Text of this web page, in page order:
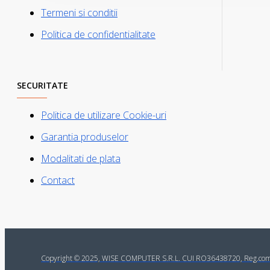
Termeni si conditii
Politica de confidentialitate
SECURITATE
Politica de utilizare Cookie-uri
Garantia produselor
Modalitati de plata
Contact
Copyright © 2025, WISE COMPUTER S.R.L. CUI RO36438720,